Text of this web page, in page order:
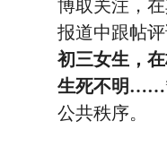
博取关注，
报道中跟帖
初三女生，
生死不明……
公共秩序。